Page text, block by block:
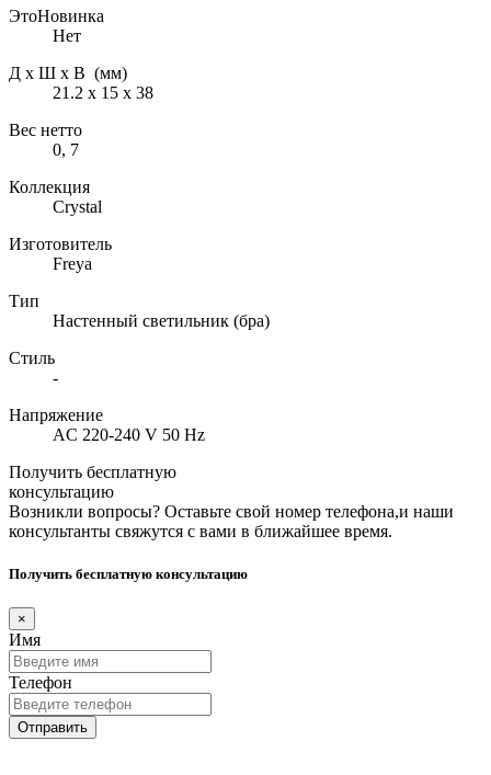
ЭтоНовинка
Нет
Д х Ш х В (мм)
21.2 х 15 х 38
Вес нетто
0, 7
Коллекция
Crystal
Изготовитель
Freya
Тип
Настенный светильник (бра)
Стиль
-
Напряжение
AC 220-240 V 50 Hz
Получить бесплатную
консультацию
Возникли вопросы? Оставьте свой номер телефона,и наши
консультанты свяжутся с вами в ближайшее время.
Получить бесплатную консультацию
×
Имя
Телефон
Отправить